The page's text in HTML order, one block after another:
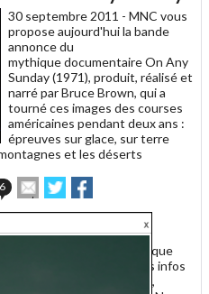
un
ami
30 septembre 2011 - MNC vous
propose aujourd'hui la bande
annonce du
mythique documentaire On Any
Sunday (1971), produit, réalisé et
narré par Bruce Brown, qui a
tourné ces images des courses
américaines pendant deux ans :
épreuves sur glace, sur terre
et les déserts
6
Envoyer
cet
article
à
Partager
sur
Twitter
sur
Facebook
30/09/2011
Chaque
jour nous parviennent des infos
d'ici ou d'ailleurs, insolites,